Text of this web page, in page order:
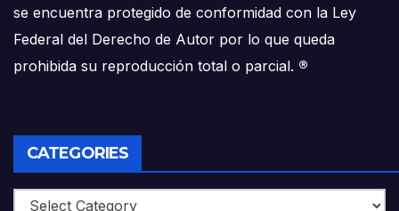
se encuentra protegido de conformidad con la Ley
Federal del Derecho de Autor por lo que queda
prohibida su reproducción total o parcial. ®
CATEGORIES
Categories